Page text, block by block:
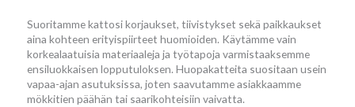
Suoritamme kattosi korjaukset, tiivistykset sekä paikkaukset
aina kohteen erityispiirteet huomioiden. Käytämme vain
korkealaatuisia materiaaleja ja työtapoja varmistaaksemme
ensiluokkaisen lopputuloksen. Huopakatteita suositaan usein
vapaa-ajan asutuksissa, joten saavutamme asiakkaamme
mökkitien päähän tai saarikohteisiin vaivatta.